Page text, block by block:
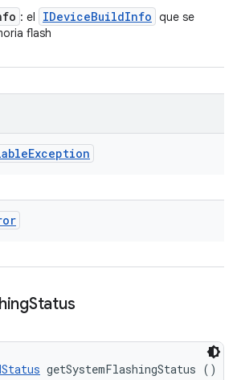
: el IDeviceBuildInfo que se
flash
Exception
Status
getSystemFlashingStatus ()